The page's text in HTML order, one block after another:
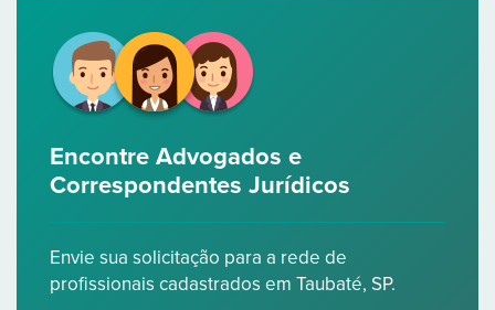
Encontre Advogados e
Correspondentes Jurídicos
Envie sua solicitação para a rede de
profissionais cadastrados em Taubaté, SP.